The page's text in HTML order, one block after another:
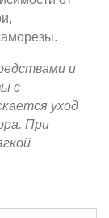
и
с
уход
При